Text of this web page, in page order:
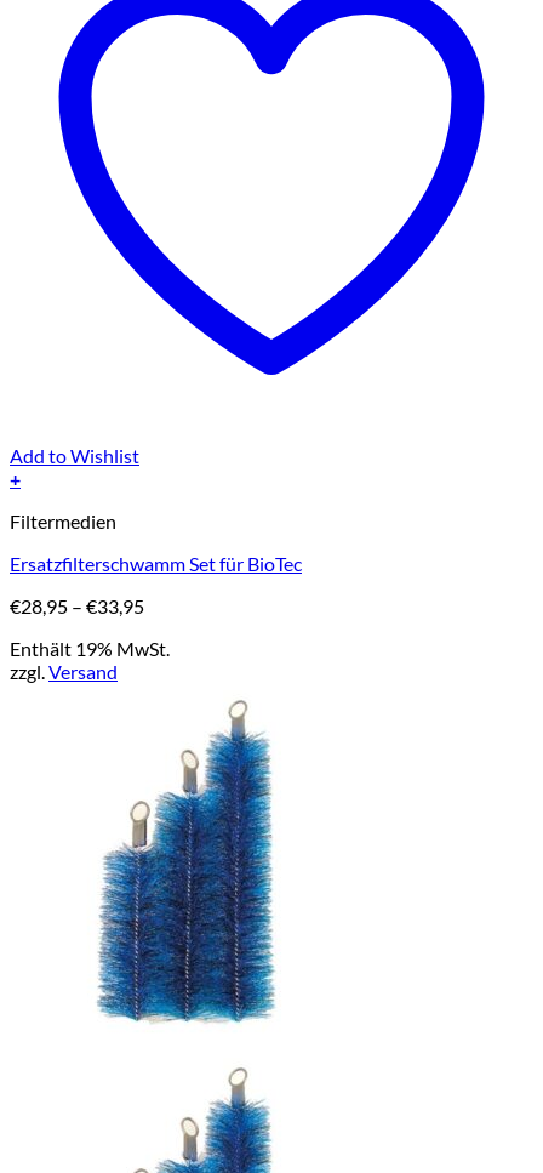
Add to Wishlist
+
Produkt
mehrere
auf.
Die
Optionen
können
Filtermedien
Ersatzfilterschwamm Set für BioTec
€28,95 – €33,95Preisspanne:
bis
Enthält 19% MwSt.
zzgl.Versand